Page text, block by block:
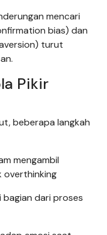
mencari
bias) dan
turut
Pikir
beberapa langkah
mengambil
overthinking
bagian dari proses